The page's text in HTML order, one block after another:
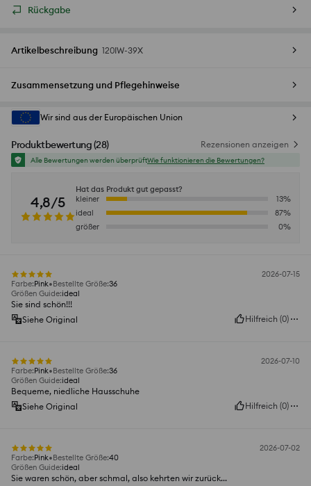
Rückgabe
Artikelbeschreibung 120IW-39X
Zusammensetzung und Pflegehinweise
Wir sind aus der Europäischen Union
Produktbewertung(28) Rezensionen anzeigen
Alle Bewertungen werden überprüftWie funktionieren die Bewertungen?
4,8/5
Hat das Produkt gut gepasst?
kleiner
13%
ideal
87%
größer
0%
2026-07-15
Farbe:Pink Bestellte Größe:36
Größen Guide:ideal
Sie sind schön!!!
Siehe Original
Hilfreich (0)
2026-07-10
Farbe:Pink Bestellte Größe:36
Größen Guide:ideal
Bequeme, niedliche Hausschuhe
Siehe Original
Hilfreich (0)
2026-07-02
Farbe:Pink Bestellte Größe:40
Größen Guide:ideal
Sie waren schön, aber schmal, also kehrten wir zurück...